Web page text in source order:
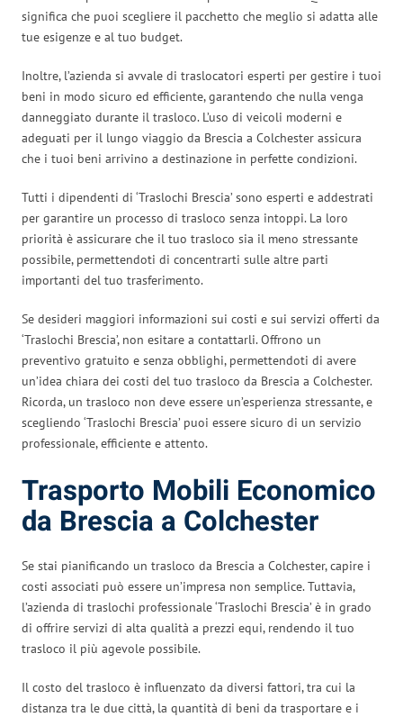
significa che puoi scegliere il pacchetto che meglio si adatta alle
tue esigenze e al tuo budget.
Inoltre, l’azienda si avvale di traslocatori esperti per gestire i tuoi
beni in modo sicuro ed efficiente, garantendo che nulla venga
danneggiato durante il trasloco. L’uso di veicoli moderni e
adeguati per il lungo viaggio da Brescia a Colchester assicura
che i tuoi beni arrivino a destinazione in perfette condizioni.
Tutti i dipendenti di ‘Traslochi Brescia’ sono esperti e addestrati
per garantire un processo di trasloco senza intoppi. La loro
priorità è assicurare che il tuo trasloco sia il meno stressante
possibile, permettendoti di concentrarti sulle altre parti
importanti del tuo trasferimento.
Se desideri maggiori informazioni sui costi e sui servizi offerti da
‘Traslochi Brescia’, non esitare a contattarli. Offrono un
preventivo gratuito e senza obblighi, permettendoti di avere
un’idea chiara dei costi del tuo trasloco da Brescia a Colchester.
Ricorda, un trasloco non deve essere un’esperienza stressante, e
scegliendo ‘Traslochi Brescia’ puoi essere sicuro di un servizio
professionale, efficiente e attento.
Trasporto Mobili Economico
da Brescia a Colchester
Se stai pianificando un trasloco da Brescia a Colchester, capire i
costi associati può essere un’impresa non semplice. Tuttavia,
l’azienda di traslochi professionale ‘Traslochi Brescia’ è in grado
di offrire servizi di alta qualità a prezzi equi, rendendo il tuo
trasloco il più agevole possibile.
Il costo del trasloco è influenzato da diversi fattori, tra cui la
distanza tra le due città, la quantità di beni da trasportare e i